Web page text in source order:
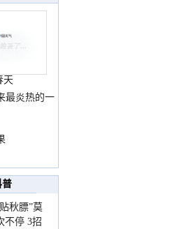
天
最炎热的一
普
秋膘”莫
燥
不停 3招